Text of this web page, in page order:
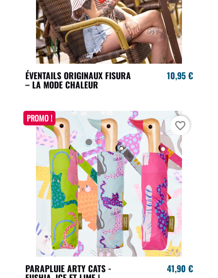
ÉVENTAILS ORIGINAUX FISURA
– LA MODE CHALEUR
10,95 €
PARAPLUIE ARTY CATS - 41,90 €
PROMO !
favorite_border